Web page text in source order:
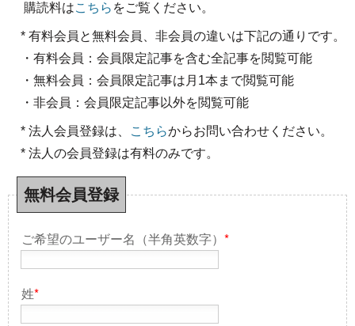
購読料はこちら をご覧ください。
* 有料会員と無料会員、非会員の違いは下記の通りです。
・有料会員：会員限定記事を含む全記事を閲覧可能
・無料会員：会員限定記事は月1本まで閲覧可能
・非会員：会員限定記事以外を閲覧可能
* 法人会員登録は、 こちらからお問い合わせください。
* 法人の会員登録は有料のみです。
無料会員登録
ご希望のユーザー名（半角英数字） *
姓*